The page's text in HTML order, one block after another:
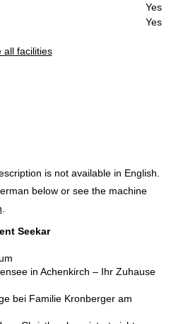
Yes
Yes
all facilities
is not available in English.
below or see the machine
Seekar
in Achenkirch – Ihr Zuhause
bei Familie Kronberger am